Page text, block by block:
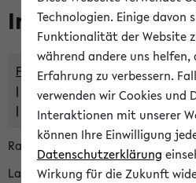
Im eKVV
Freie Räume und
Raumüberschneidungen
Hinweise der zentralen
Raumanfragen:
Lassen Sie sich alle Räume
Technologien. Einige davon
Funktionalität der Website
während andere uns helfen,
Erfahrung zu verbessern.
verwenden wir Cookies und
Interaktionen mit unserer
können Ihre Einwilligung
Datenschutzerklärung
Wirkung für die Zukunft